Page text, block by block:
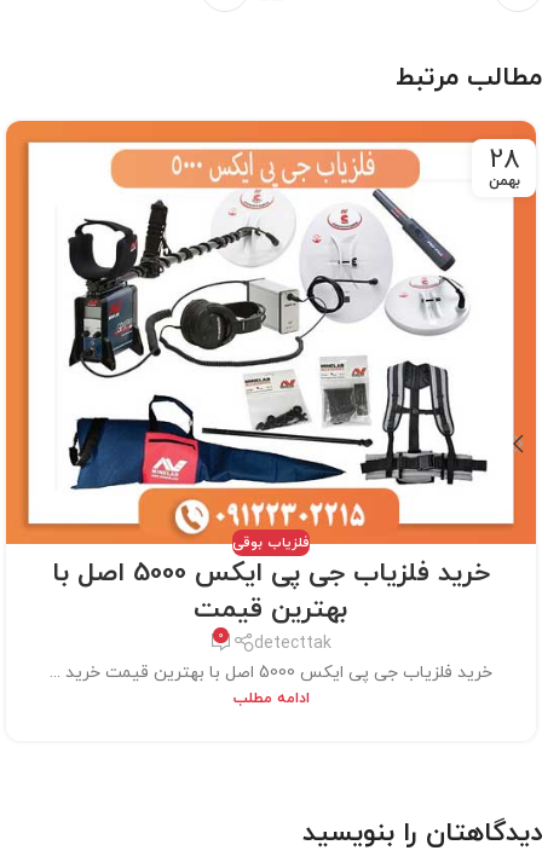
مطالب مرتبط
28
بهمن
فلزیاب بوقی
خرید فلزیاب جی پی ایکس 5000 اصل با
بهترین قیمت
detecttak
0
خرید فلزیاب جی پی ایکس 5000 اصل با بهترین قیمت خرید ...
ادامه مطلب
دیدگاهتان را بنویسید